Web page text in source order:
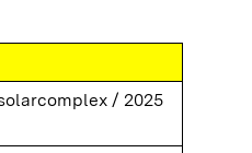
/ 2025